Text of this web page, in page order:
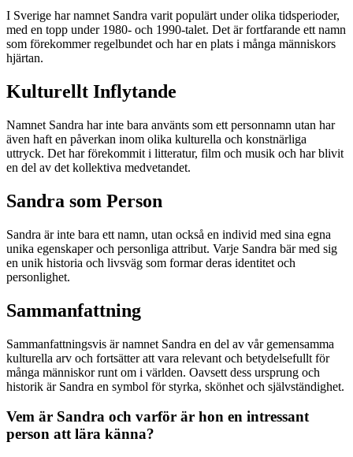
I Sverige har namnet Sandra varit populärt under olika tidsperioder,
med en topp under 1980- och 1990-talet. Det är fortfarande ett namn
som förekommer regelbundet och har en plats i många människors
hjärtan.
Kulturellt Inflytande
Namnet Sandra har inte bara använts som ett personnamn utan har
även haft en påverkan inom olika kulturella och konstnärliga
uttryck. Det har förekommit i litteratur, film och musik och har blivit
en del av det kollektiva medvetandet.
Sandra som Person
Sandra är inte bara ett namn, utan också en individ med sina egna
unika egenskaper och personliga attribut. Varje Sandra bär med sig
en unik historia och livsväg som formar deras identitet och
personlighet.
Sammanfattning
Sammanfattningsvis är namnet Sandra en del av vår gemensamma
kulturella arv och fortsätter att vara relevant och betydelsefullt för
många människor runt om i världen. Oavsett dess ursprung och
historik är Sandra en symbol för styrka, skönhet och självständighet.
Vem är Sandra och varför är hon en intressant
person att lära känna?